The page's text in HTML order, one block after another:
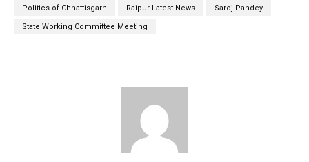
Politics of Chhattisgarh Raipur Latest News Saroj Pandey
State Working Committee Meeting